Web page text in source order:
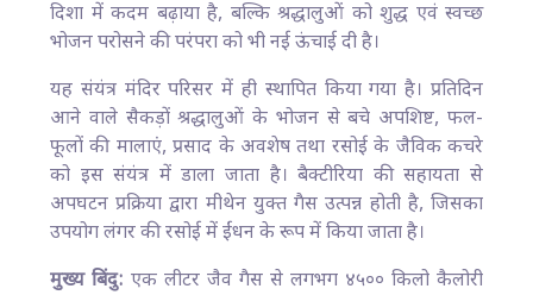
दिशा में कदम बढ़ाया है, बल्कि श्रद्धालुओं को शुद्ध एवं स्वच्छ
भोजन परोसने की परंपरा को भी नई ऊंचाई दी है।
यह संयंत्र मंदिर परिसर में ही स्थापित किया गया है। प्रतिदिन
आने वाले सैकड़ों श्रद्धालुओं के भोजन से बचे अपशिष्ट, फल-
फूलों की मालाएं, प्रसाद के अवशेष तथा रसोई के जैविक कचरे
को इस संयंत्र में डाला जाता है। बैक्टीरिया की सहायता से
अपघटन प्रक्रिया द्वारा मीथेन युक्त गैस उत्पन्न होती है, जिसका
उपयोग लंगर की रसोई में ईंधन के रूप में किया जाता है।
मुख्य बिंदु: एक लीटर जैव गैस से लगभग ४५०० किलो कैलोरी